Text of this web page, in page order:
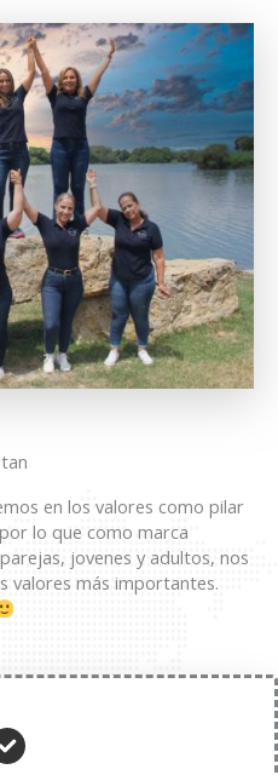
en los valores como pilar
lo que como marca
jovenes y adultos, nos
valores más importantes.